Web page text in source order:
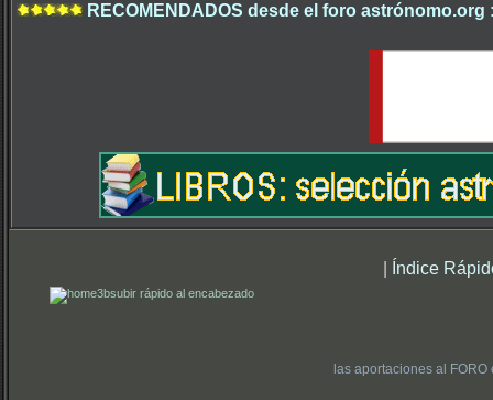
RECOMENDADOS desde el foro astrónomo.org
| Índice
subir rápido al encabezado
las aportaciones al